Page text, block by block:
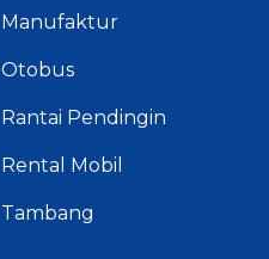
Manufaktur
Otobus
Rantai Pendingin
Rental Mobil
Tambang